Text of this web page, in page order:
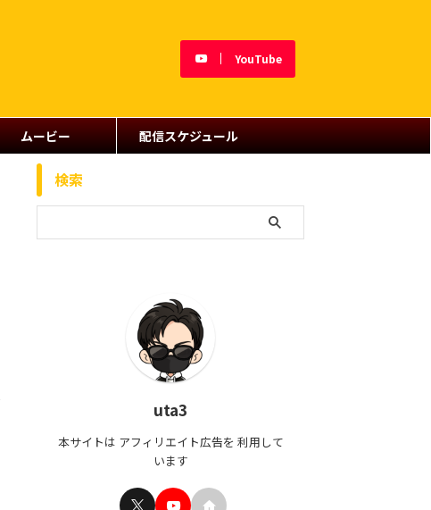
YouTube
ムービー 配信スケジュール
検索
uta3
本サイトは アフィリエイト広告を 利用して
います